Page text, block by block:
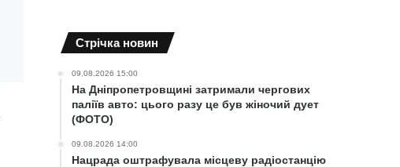
Cтрічка новин
09.08.2026 15:00
На Дніпропетровщині затримали чергових
паліїв авто: цього разу це був жіночий дует
(ФОТО)
09.08.2026 14:00
Нацрада оштрафувала місцеву радіостанцію